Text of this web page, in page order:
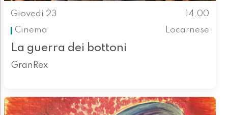
Giovedì 23
14.00
Cinema
Locarnese
La guerra dei bottoni
GranRex